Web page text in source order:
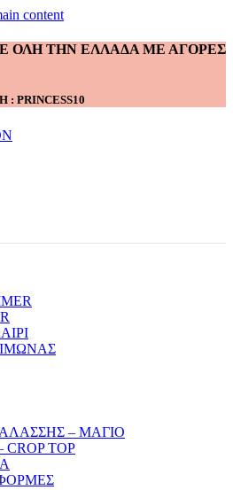
content
ΟΛΗ ΤΗΝ ΕΛΛΑΔΑ ΜΕ ΑΓΟΡΕΣ
PRINCESS10
– ΜΑΓΙΟ
TOP